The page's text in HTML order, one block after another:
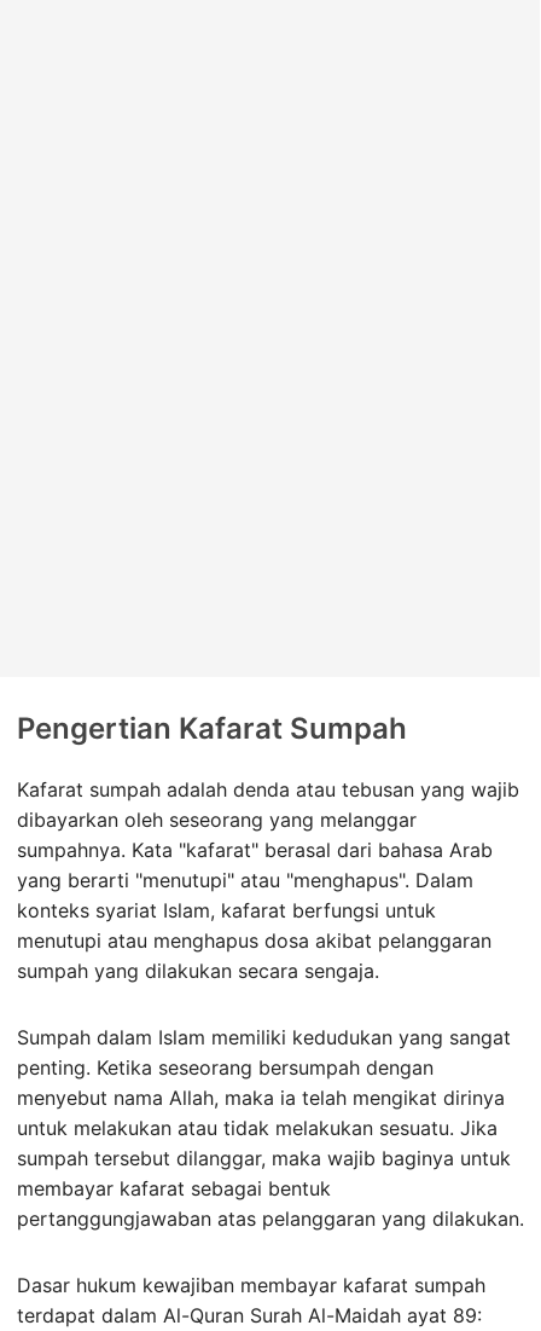
Pengertian Kafarat Sumpah
Kafarat sumpah adalah denda atau tebusan yang wajib
dibayarkan oleh seseorang yang melanggar
sumpahnya. Kata "kafarat" berasal dari bahasa Arab
yang berarti "menutupi" atau "menghapus". Dalam
konteks syariat Islam, kafarat berfungsi untuk
menutupi atau menghapus dosa akibat pelanggaran
sumpah yang dilakukan secara sengaja.
Sumpah dalam Islam memiliki kedudukan yang sangat
penting. Ketika seseorang bersumpah dengan
menyebut nama Allah, maka ia telah mengikat dirinya
untuk melakukan atau tidak melakukan sesuatu. Jika
sumpah tersebut dilanggar, maka wajib baginya untuk
membayar kafarat sebagai bentuk
pertanggungjawaban atas pelanggaran yang dilakukan.
Dasar hukum kewajiban membayar kafarat sumpah
terdapat dalam Al-Quran Surah Al-Maidah ayat 89: